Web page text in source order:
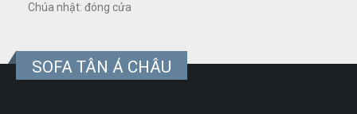
Chúa nhật: đóng cửa
SOFA TÂN Á CHÂU